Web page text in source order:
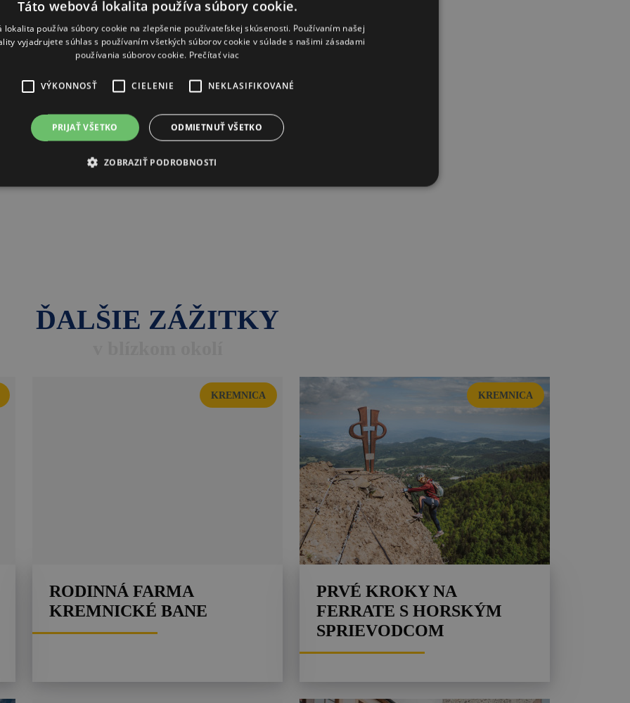
ĎALŠIE ZÁŽITKY
KREMNICA
RODINNÁ FARMA
KREMNICKÉ BANE
KREMNICA
PRVÉ KROKY NA
FERRATE S HORSKÝM
SPRIEVODCOM
Táto webová lokalita používa súbory cookie.
lokalita používa súbory cookie na zlepšenie používateľskej skúsenosti. Používaním našej
vyjadrujete súhlas s používaním všetkých súborov cookie v súlade s našimi zásadami
používania súborov cookie. Prečítať viac
VÝKONNOSŤ CIELENIE NEKLASIFIKOVANÉ
PRIJAŤ VŠETKO ODMIETNUŤ VŠETKO
ZOBRAZIŤ PODROBNOSTI